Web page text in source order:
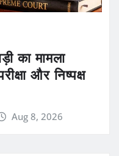
का मामला
और निष्पक्ष
Aug 8, 2026